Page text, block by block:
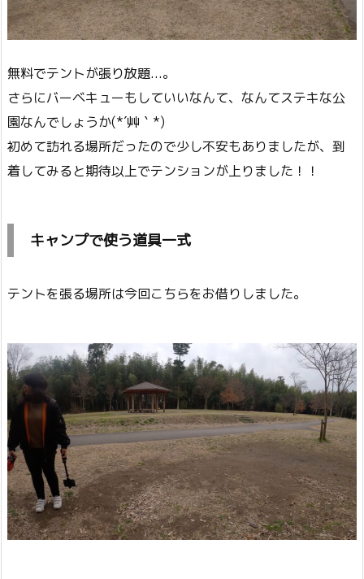
無料でテントが張り放題...。
さらにバーベキューもしていいなんて、なんてステキな公
園なんでしょうか(*´艸｀*)
初めて訪れる場所だったので少し不安もありましたが、到
着してみると期待以上でテンションが上りました！！
キャンプで使う道具一式
テントを張る場所は今回こちらをお借りしました。